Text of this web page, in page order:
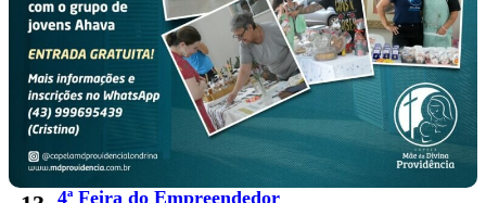
4ª Feira do Empreendedor